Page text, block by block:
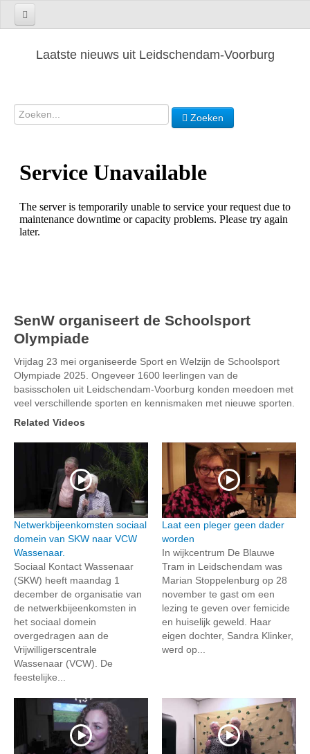
Laatste nieuws uit Leidschendam-Voorburg
Zoeken
SenW organiseert de Schoolsport
Olympiade
Vrijdag 23 mei organiseerde Sport en Welzijn de Schoolsport
Olympiade 2025. Ongeveer 1600 leerlingen van de
basisscholen uit Leidschendam-Voorburg konden meedoen met
veel verschillende sporten en kennismaken met nieuwe sporten.
Related Videos
Netwerkbijeenkomsten sociaal
domein van SKW naar VCW
Wassenaar.
Sociaal Kontact Wassenaar
(SKW) heeft maandag 1
december de organisatie van
de netwerkbijeenkomsten in
het sociaal domein
overgedragen aan de
Vrijwilligerscentrale
Wassenaar (VCW). De
feestelijke...
Laat een pleger geen dader
worden
In wijkcentrum De Blauwe
Tram in Leidschendam was
Marian Stoppelenburg op 28
november te gast om een
lezing te geven over femicide
en huiselijk geweld. Haar
eigen dochter, Sandra Klinker,
werd op...